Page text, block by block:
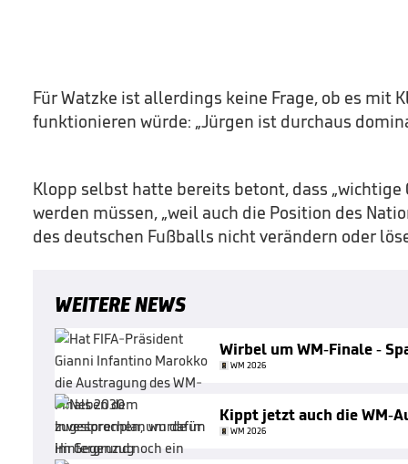
Für Watzke ist allerdings keine Frage, ob es mit
funktionieren würde: „Jürgen ist durchaus
Klopp selbst hatte bereits betont, dass „wichtige
werden müssen, „weil auch die Position des
des deutschen Fußballs nicht verändern oder
WEITERE NEWS
Wirbel um WM-Finale -
WM 2026
Kippt jetzt auch die WM-
WM 2026